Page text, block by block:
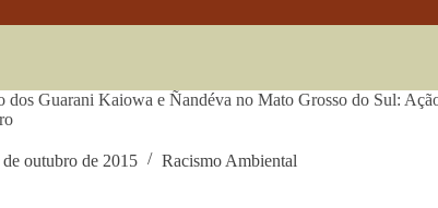
dos Guarani Kaiowa e Ñandéva no Mato Grosso do Sul:
de outubro de 2015 Racismo Ambiental